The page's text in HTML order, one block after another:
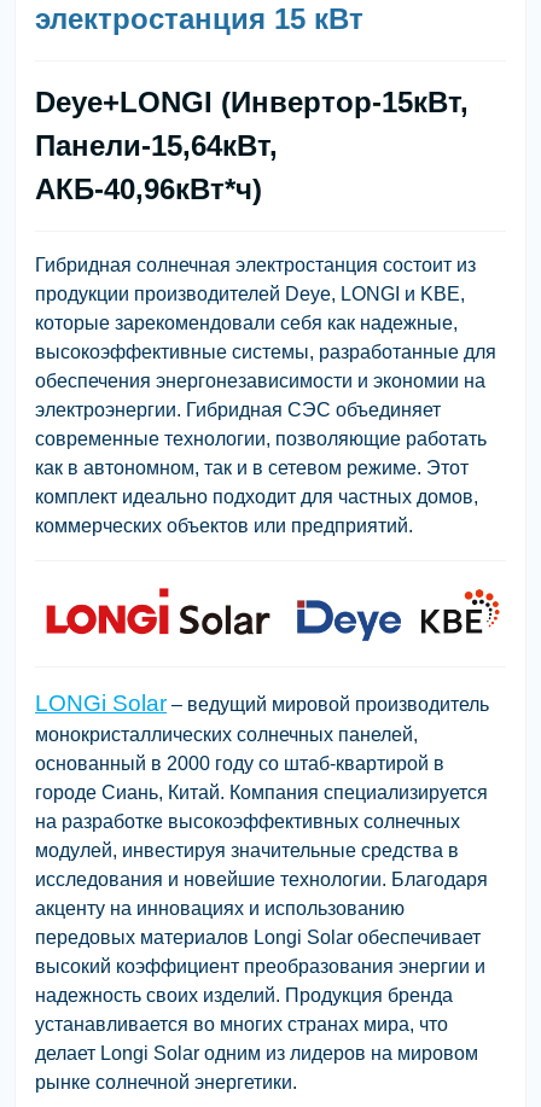
электростанция 15 кВт
Deye+LONGI (Инвертор-15кВт,
Панели-15,64кВт,
АКБ-40,96кВт*ч)
Гибридная солнечная электростанция состоит из
продукции производителей Deye, LONGI и KBE,
которые зарекомендовали себя как надежные,
высокоэффективные системы, разработанные для
обеспечения энергонезависимости и экономии на
электроэнергии. Гибридная СЭС объединяет
современные технологии, позволяющие работать
как в автономном, так и в сетевом режиме. Этот
комплект идеально подходит для частных домов,
коммерческих объектов или предприятий.
LONGi Solar – ведущий мировой производитель
монокристаллических солнечных панелей,
основанный в 2000 году со штаб-квартирой в
городе Сиань, Китай. Компания специализируется
на разработке высокоэффективных солнечных
модулей, инвестируя значительные средства в
исследования и новейшие технологии. Благодаря
акценту на инновациях и использованию
передовых материалов Longi Solar обеспечивает
высокий коэффициент преобразования энергии и
надежность своих изделий. Продукция бренда
устанавливается во многих странах мира, что
делает Longi Solar одним из лидеров на мировом
рынке солнечной энергетики.